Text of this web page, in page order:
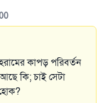
কাপড় পরিবর্তন
কি; চাই সেটা